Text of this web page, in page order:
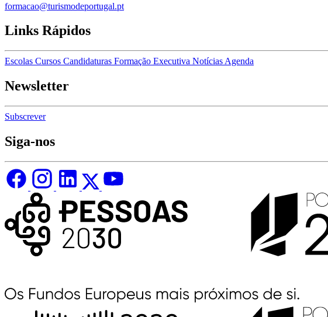
formacao@turismodeportugal.pt
Links Rápidos
Escolas Cursos Candidaturas Formação Executiva Notícias Agenda
Newsletter
Subscrever
Siga-nos